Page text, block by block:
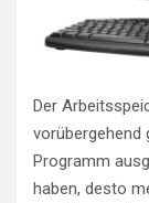
Der
vorübergehend
Programm
haben, desto